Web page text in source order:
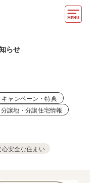
らせ
キャンペーン・特典
分譲地・分譲住宅情報
心安全な住まい